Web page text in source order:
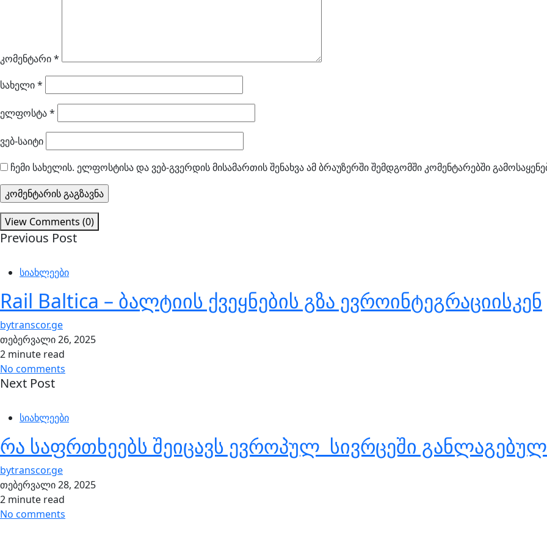
კომენტარი*
სახელი*
ელფოსტა*
ვებ-საიტი
ჩემი სახელის. ელფოსტისა და ვებ-გვერდის მისამართის შენახვა ამ ბრაუზერში შემდგომში კომენტარებში
View Comments (0)
Previous Post
სიახლეები
Rail Baltica – ბალტიის ქვეყნების გზა ევროინტეგრაციისკენ
bytranscor.ge
თებერვალი 26, 2025
2 minute read
No comments
Next Post
სიახლეები
რა საფრთხეებს შეიცავს ევროპულ სივრცეში
bytranscor.ge
თებერვალი 28, 2025
2 minute read
No comments